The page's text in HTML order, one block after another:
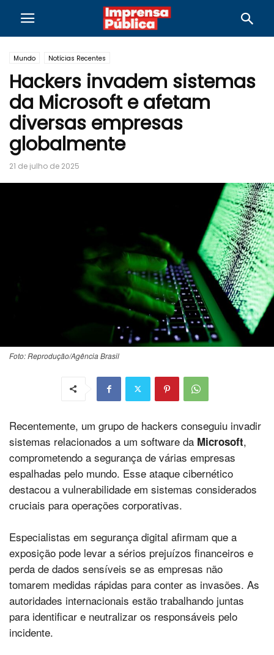
Mundo Notícias Recentes
Hackers invadem sistemas
da Microsoft e afetam
diversas empresas
globalmente
21 de julho de 2025
Foto: Reprodução/Agência Brasil
Recentemente, um grupo de hackers conseguiu invadir
sistemas relacionados a um software da Microsoft,
comprometendo a segurança de várias empresas
espalhadas pelo mundo. Esse ataque cibernético
destacou a vulnerabilidade em sistemas considerados
cruciais para operações corporativas.
Especialistas em segurança digital afirmam que a
exposição pode levar a sérios prejuízos financeiros e
perda de dados sensíveis se as empresas não
tomarem medidas rápidas para conter as invasões. As
autoridades internacionais estão trabalhando juntas
para identificar e neutralizar os responsáveis pelo
incidente.